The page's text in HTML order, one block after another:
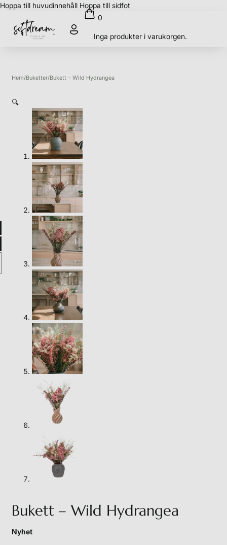
Hoppa till huvudinnehåll Hoppa till sidfot
0
Inga produkter i varukorgen.
Hem/Buketter/Bukett – Wild Hydrangea
🔍
Bukett – Wild Hydrangea
Nyhet